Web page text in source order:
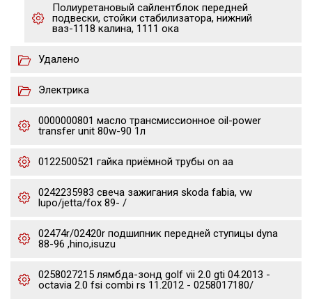
Полиуретановый сайлентблок передней
подвески, стойки стабилизатора, нижний
ваз-1118 калина, 1111 ока
Удалено
Электрика
0000000801 масло трансмиссионное oil-power
transfer unit 80w-90 1л
0122500521 гайка приёмной трубы on aa
0242235983 свеча зажигания skoda fabia, vw
lupo/jetta/fox 89- /
02474r/02420r подшипник передней ступицы dyna
88-96 ,hino,isuzu
0258027215 лямбда-зонд golf vii 2.0 gti 04.2013 -
octavia 2.0 fsi combi rs 11.2012 - 0258017180/